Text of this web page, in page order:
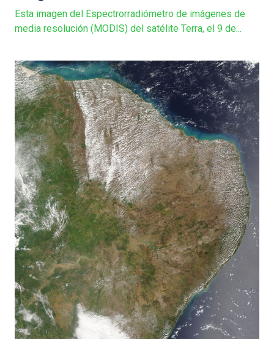
Esta imagen del Espectrorradiómetro de imágenes de
media resolución (MODIS) del satélite Terra, el 9 de...